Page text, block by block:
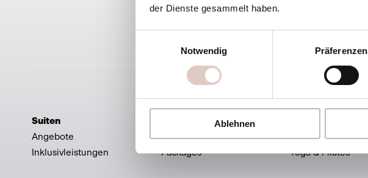
der Dienste gesammelt haben.
Notwendig
Präferenzen
Ablehnen
Suiten
Angebote
Inklusivleistungen
Restaurant
Packages
Treatments
Yoga & Pilates